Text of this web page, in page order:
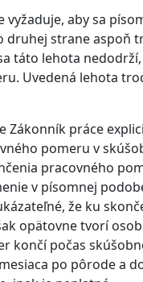
vyžaduje, aby sa
strane aspoň
táto lehota
Uvedená lehota
Zákonník práce
pomeru v
pracovného
v písomnej
že ku
opätovne tvorí
končí počas
po pôrode a